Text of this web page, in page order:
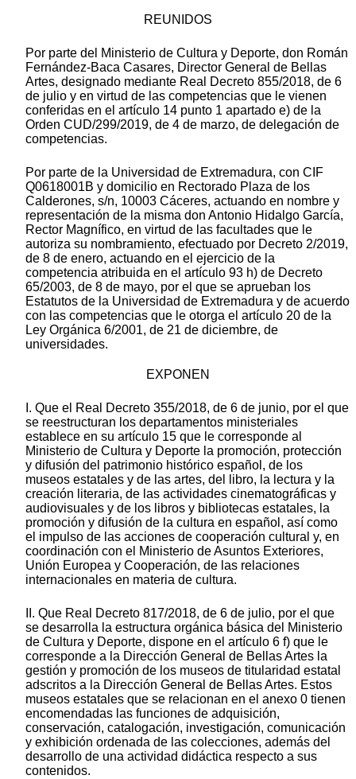
REUNIDOS
Por parte del Ministerio de Cultura y Deporte, don Román
Fernández-Baca Casares, Director General de Bellas
Artes, designado mediante Real Decreto 855/2018, de 6
de julio y en virtud de las competencias que le vienen
conferidas en el artículo 14 punto 1 apartado e) de la
Orden CUD/299/2019, de 4 de marzo, de delegación de
competencias.
Por parte de la Universidad de Extremadura, con CIF
Q0618001B y domicilio en Rectorado Plaza de los
Calderones, s/n, 10003 Cáceres, actuando en nombre y
representación de la misma don Antonio Hidalgo García,
Rector Magnífico, en virtud de las facultades que le
autoriza su nombramiento, efectuado por Decreto 2/2019,
de 8 de enero, actuando en el ejercicio de la
competencia atribuida en el artículo 93 h) de Decreto
65/2003, de 8 de mayo, por el que se aprueban los
Estatutos de la Universidad de Extremadura y de acuerdo
con las competencias que le otorga el artículo 20 de la
Ley Orgánica 6/2001, de 21 de diciembre, de
universidades.
EXPONEN
I. Que el Real Decreto 355/2018, de 6 de junio, por el que
se reestructuran los departamentos ministeriales
establece en su artículo 15 que le corresponde al
Ministerio de Cultura y Deporte la promoción, protección
y difusión del patrimonio histórico español, de los
museos estatales y de las artes, del libro, la lectura y la
creación literaria, de las actividades cinematográficas y
audiovisuales y de los libros y bibliotecas estatales, la
promoción y difusión de la cultura en español, así como
el impulso de las acciones de cooperación cultural y, en
coordinación con el Ministerio de Asuntos Exteriores,
Unión Europea y Cooperación, de las relaciones
internacionales en materia de cultura.
II. Que Real Decreto 817/2018, de 6 de julio, por el que
se desarrolla la estructura orgánica básica del Ministerio
de Cultura y Deporte, dispone en el artículo 6 f) que le
corresponde a la Dirección General de Bellas Artes la
gestión y promoción de los museos de titularidad estatal
adscritos a la Dirección General de Bellas Artes. Estos
museos estatales que se relacionan en el anexo 0 tienen
encomendadas las funciones de adquisición,
conservación, catalogación, investigación, comunicación
y exhibición ordenada de las colecciones, además del
desarrollo de una actividad didáctica respecto a sus
contenidos.